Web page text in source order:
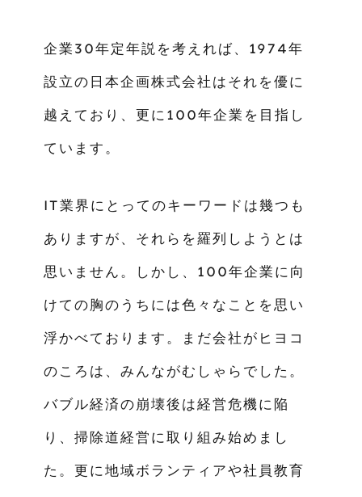
企業30年定年説を考えれば、1974年
設立の日本企画株式会社はそれを優に
越えており、更に100年企業を目指し
ています。
IT業界にとってのキーワードは幾つも
ありますが、それらを羅列しようとは
思いません。しかし、100年企業に向
けての胸のうちには色々なことを思い
浮かべております。まだ会社がヒヨコ
のころは、みんながむしゃらでした。
バブル経済の崩壊後は経営危機に陥
り、掃除道経営に取り組み始めまし
た。更に地域ボランティアや社員教育